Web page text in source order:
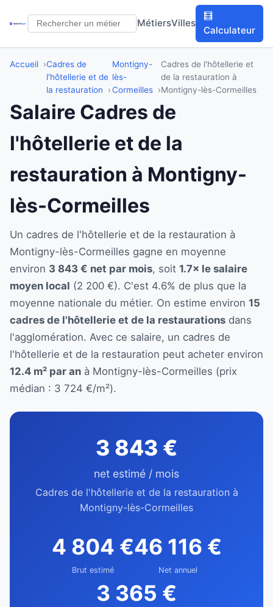
MétiersVilles
🧮
Calculateur
Accueil
Cadres de
l'hôtellerie et de
la restauration
Montigny-
lès-
Cormeilles
Cadres de l'hôtellerie et
de la restauration à
Montigny-lès-Cormeilles
Salaire Cadres de
l'hôtellerie et de la
restauration à Montigny-
lès-Cormeilles
Un cadres de l'hôtellerie et de la restauration à
Montigny-lès-Cormeilles gagne en moyenne
environ 3 843 € net par mois, soit 1.7× le salaire
moyen local (2 200 €). C'est 4.6% de plus que la
moyenne nationale du métier. On estime environ 15
cadres de l'hôtellerie et de la restaurations dans
l'agglomération. Avec ce salaire, un cadres de
l'hôtellerie et de la restauration peut acheter environ
12.4 m² par an à Montigny-lès-Cormeilles (prix
médian : 3 724 €/m²).
3 843 €
net estimé / mois
Cadres de l'hôtellerie et de la restauration à
Montigny-lès-Cormeilles
4 804 €
Brut estimé
46 116 €
Net annuel
3 365 €